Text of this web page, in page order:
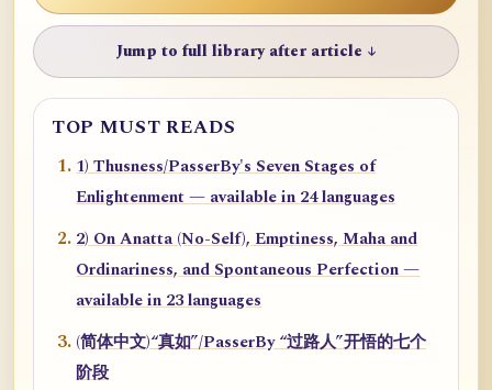
Jump to full library after article ↓
TOP MUST READS
1) Thusness/PasserBy's Seven Stages of
Enlightenment — available in 24 languages
2) On Anatta (No-Self), Emptiness, Maha and
Ordinariness, and Spontaneous Perfection —
available in 23 languages
(简体中文)“真如”/PasserBy “过路人”开悟的七个
阶段